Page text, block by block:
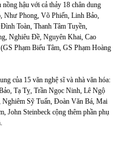
hậu với cả thảy 18 chân dung
Như Phong, Võ Phiến, Linh Bảo,
Toàn, Thanh Tâm Tuyền,
Nghiêu Đề, Nguyên Khai, Cao
Phạm Biểu Tâm, GS Phạm Hoàng
của 15 văn nghệ sĩ và nhà văn hóa:
Tạ Tỵ, Trần Ngọc Ninh, Lê Ngộ
Sỹ Tuấn, Đoàn Văn Bá, Mai
John Steinbeck cộng thêm phần phụ